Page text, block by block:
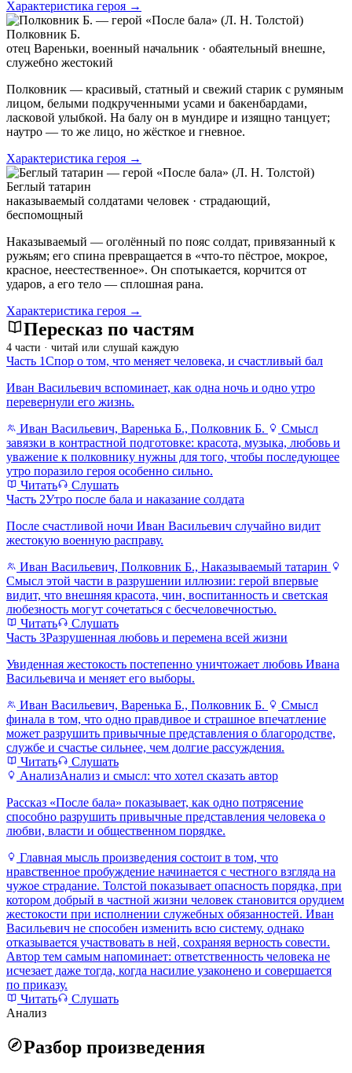
Характеристика героя →
Полковник Б.
отец Вареньки, военный начальник · обаятельный внешне,
служебно жестокий
Полковник — красивый, статный и свежий старик с румяным
лицом, белыми подкрученными усами и бакенбардами,
ласковой улыбкой. На балу он в мундире и изящно танцует;
наутро — то же лицо, но жёсткое и гневное.
Характеристика героя →
Беглый татарин
наказываемый солдатами человек · страдающий,
беспомощный
Наказываемый — оголённый по пояс солдат, привязанный к
ружьям; его спина превращается в «что-то пёстрое, мокрое,
красное, неестественное». Он спотыкается, корчится от
ударов, а его тело — сплошная рана.
Характеристика героя →
Пересказ по частям
4 части · читай или слушай каждую
Часть 1Спор о том, что меняет человека, и счастливый бал
Иван Васильевич вспоминает, как одна ночь и одно утро
перевернули его жизнь.
Иван Васильевич, Варенька Б., Полковник Б.
Смысл
завязки в контрастной подготовке: красота, музыка, любовь и
уважение к полковнику нужны для того, чтобы последующее
утро поразило героя особенно сильно.
Читать
Слушать
Часть 2Утро после бала и наказание солдата
После счастливой ночи Иван Васильевич случайно видит
жестокую военную расправу.
Иван Васильевич, Полковник Б., Наказываемый татарин
Смысл этой части в разрушении иллюзии: герой впервые
видит, что внешняя красота, чин, воспитанность и светская
любезность могут сочетаться с бесчеловечностью.
Читать
Слушать
Часть 3Разрушенная любовь и перемена всей жизни
Увиденная жестокость постепенно уничтожает любовь Ивана
Васильевича и меняет его выборы.
Иван Васильевич, Варенька Б., Полковник Б.
Смысл
финала в том, что одно правдивое и страшное впечатление
может разрушить привычные представления о благородстве,
службе и счастье сильнее, чем долгие рассуждения.
Читать
Слушать
АнализАнализ и смысл: что хотел сказать автор
Рассказ «После бала» показывает, как одно потрясение
способно разрушить привычные представления человека о
любви, власти и общественном порядке.
Главная мысль произведения состоит в том, что
нравственное пробуждение начинается с честного взгляда на
чужое страдание. Толстой показывает опасность порядка, при
котором добрый в частной жизни человек становится орудием
жестокости при исполнении служебных обязанностей. Иван
Васильевич не способен изменить всю систему, однако
отказывается участвовать в ней, сохраняя верность совести.
Автор тем самым напоминает: ответственность человека не
исчезает даже тогда, когда насилие узаконено и совершается
по приказу.
Читать
Слушать
Анализ
Разбор произведения